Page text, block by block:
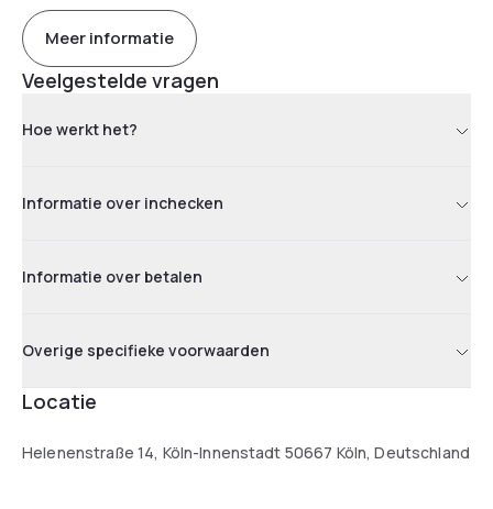
Meer informatie
Veelgestelde vragen
Hoe werkt het?
Informatie over inchecken
Informatie over betalen
Overige specifieke voorwaarden
Locatie
Helenenstraße 14, Köln-Innenstadt 50667 Köln, Deutschland